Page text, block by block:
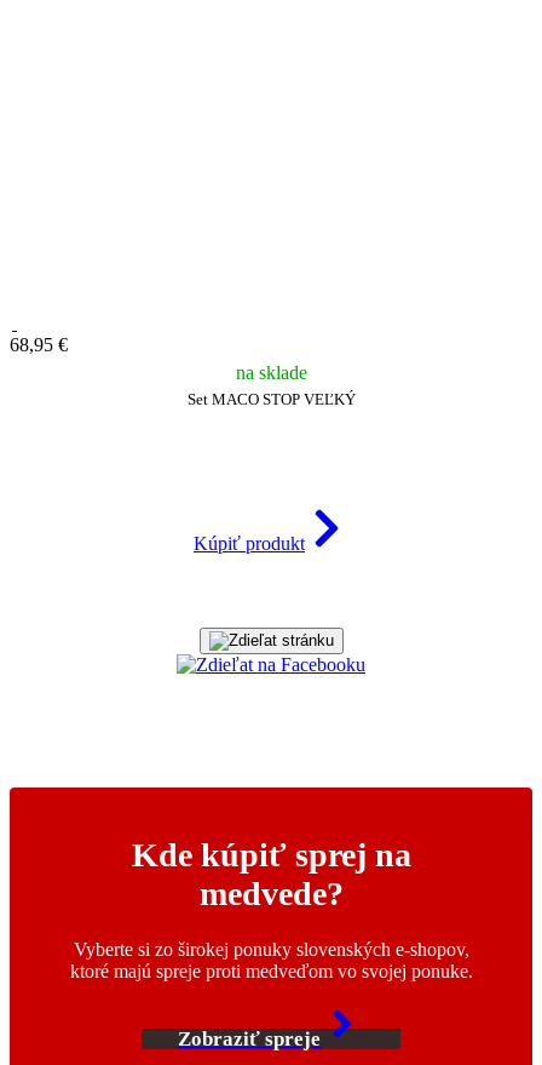
68,95 €
na sklade
Set MACO STOP VEĽKÝ
Kúpiť produkt
Kde kúpiť sprej na
medvede?
Vyberte si zo širokej ponuky slovenských e-shopov,
ktoré majú spreje proti medveďom vo svojej ponuke.
Zobraziť spreje